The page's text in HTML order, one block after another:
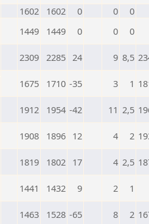
1602 1602 0 0
0
1449 1449 0 0 0
2309 2285 24 9 8,5
1675 1710 -35 3 1
1912 1954 -42 11 2,5
1908 1896 12 4 2
1819 1802 17 4 2,5
1441 1432 9 2 1
1463 1528 -65 8 2